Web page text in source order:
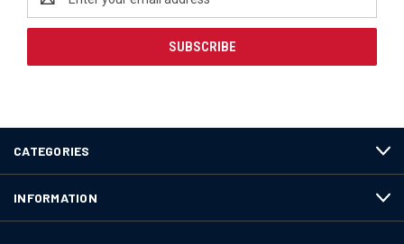
Address
CATEGORIES
INFORMATION